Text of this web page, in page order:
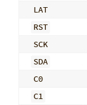
LAT
RST
SCK
SDA
C0
C1